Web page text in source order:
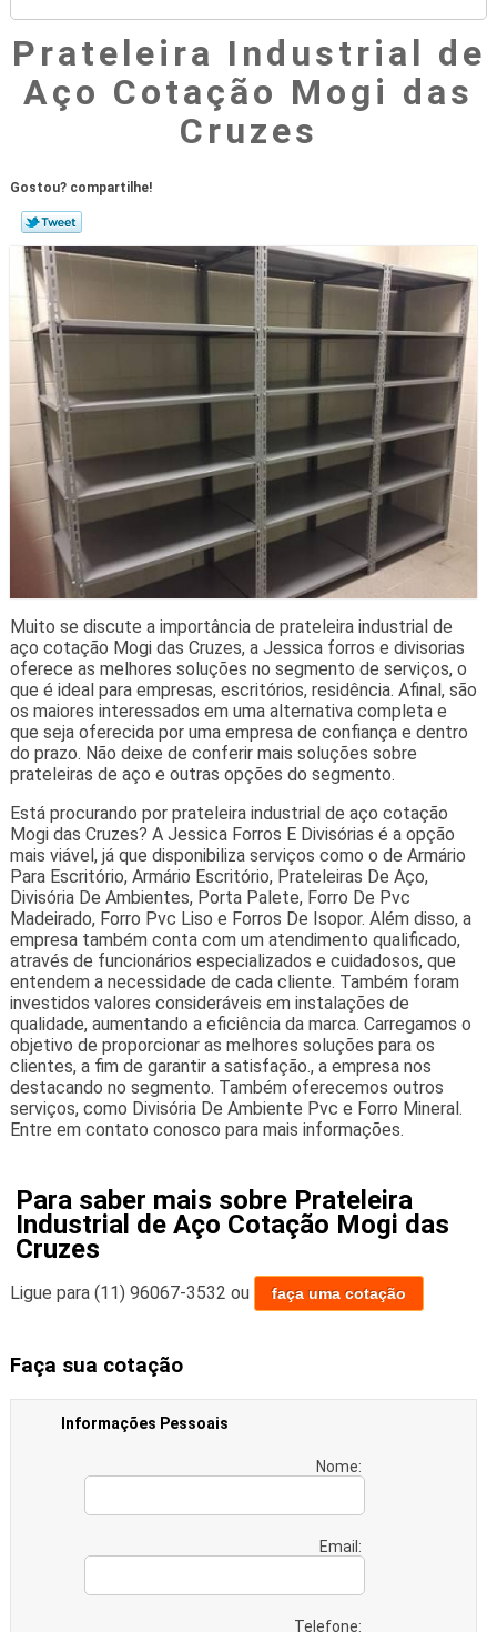
Prateleira Industrial de
Aço Cotação Mogi das
Cruzes
Gostou? compartilhe!
Muito se discute a importância de prateleira industrial de
aço cotação Mogi das Cruzes, a Jessica forros e divisorias
oferece as melhores soluções no segmento de serviços, o
que é ideal para empresas, escritórios, residência. Afinal, são
os maiores interessados em uma alternativa completa e
que seja oferecida por uma empresa de confiança e dentro
do prazo. Não deixe de conferir mais soluções sobre
prateleiras de aço e outras opções do segmento.
Está procurando por prateleira industrial de aço cotação
Mogi das Cruzes? A Jessica Forros E Divisórias é a opção
mais viável, já que disponibiliza serviços como o de Armário
Para Escritório, Armário Escritório, Prateleiras De Aço,
Divisória De Ambientes, Porta Palete, Forro De Pvc
Madeirado, Forro Pvc Liso e Forros De Isopor. Além disso, a
empresa também conta com um atendimento qualificado,
através de funcionários especializados e cuidadosos, que
entendem a necessidade de cada cliente. Também foram
investidos valores consideráveis em instalações de
qualidade, aumentando a eficiência da marca. Carregamos o
objetivo de proporcionar as melhores soluções para os
clientes, a fim de garantir a satisfação., a empresa nos
destacando no segmento. Também oferecemos outros
serviços, como Divisória De Ambiente Pvc e Forro Mineral.
Entre em contato conosco para mais informações.
Para saber mais sobre Prateleira
Industrial de Aço Cotação Mogi das
Cruzes
Ligue para (11) 96067-3532 ou faça uma cotação
Faça sua cotação
Informações Pessoais
Nome:
Email:
Telefone: